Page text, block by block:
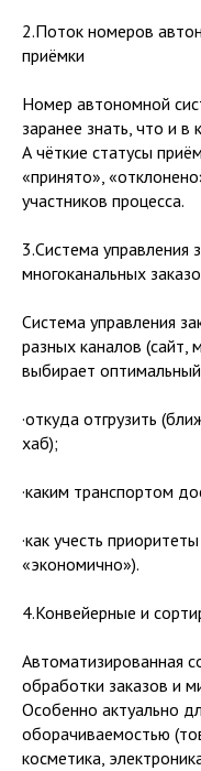
2.Поток номеров
приёмки
Номер автономной
заранее знать, что и
А чёткие статусы
«принято»,
участников процесса.
3.Система управления
многоканальных
Система управления
разных каналов (сайт,
выбирает
·откуда отгрузить
хаб);
·каким транспортом
·как учесть
«экономично»).
4.Конвейерные и
Автоматизированная
обработки заказов и
Особенно актуально
оборачиваемостью
косметика,